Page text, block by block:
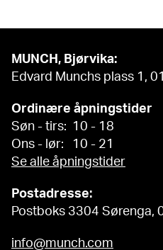
MUNCH, Bjørvika:
Edvard Munchs plass 1,
Ordinære åpningstider
Søn - tirs: 10 - 18
Ons - lør: 10 - 21
Se alle åpningstider
Postadresse:
Postboks 3304 Sørenga,
info@munch.com